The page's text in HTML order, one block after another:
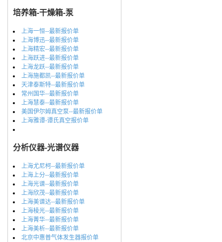
培养箱-干燥箱-泵
上海一恒--最新报价单
上海博迅--最新报价单
上海精宏--最新报价单
上海跃进--最新报价单
上海龙跃--最新报价单
上海施都凯--最新报价单
天津泰斯特--最新报价单
常州国华--最新报价单
上海慧泰--最新报价单
美国伊尔姆真空泵--最新报价单
上海雅谭-谭氏真空报价单
分析仪器-光谱仪器
上海尤尼柯--最新报价单
上海上分--最新报价单
上海光谱--最新报价单
上海欣茂--最新报价单
上海美谱达--最新报价单
上海棱光--最新报价单
上海菁华--最新报价单
上海美析--最新报价单
北京中惠普气体发生器报价单